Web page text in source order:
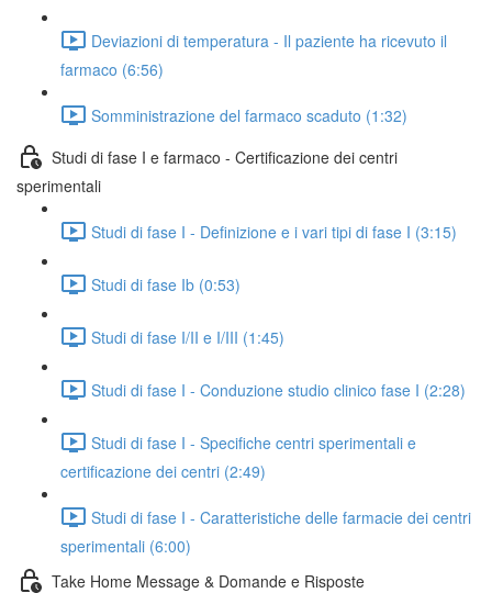
Deviazioni di temperatura - Il paziente ha ricevuto il
farmaco (6:56)
Somministrazione del farmaco scaduto (1:32)
Studi di fase I e farmaco - Certificazione dei centri
sperimentali
Studi di fase I - Definizione e i vari tipi di fase I (3:15)
Studi di fase Ib (0:53)
Studi di fase I/II e I/III (1:45)
Studi di fase I - Conduzione studio clinico fase I (2:28)
Studi di fase I - Specifiche centri sperimentali e
certificazione dei centri (2:49)
Studi di fase I - Caratteristiche delle farmacie dei centri
sperimentali (6:00)
Take Home Message & Domande e Risposte